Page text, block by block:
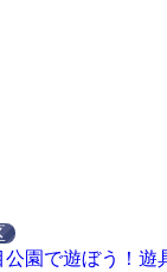
園で遊ぼう！遊